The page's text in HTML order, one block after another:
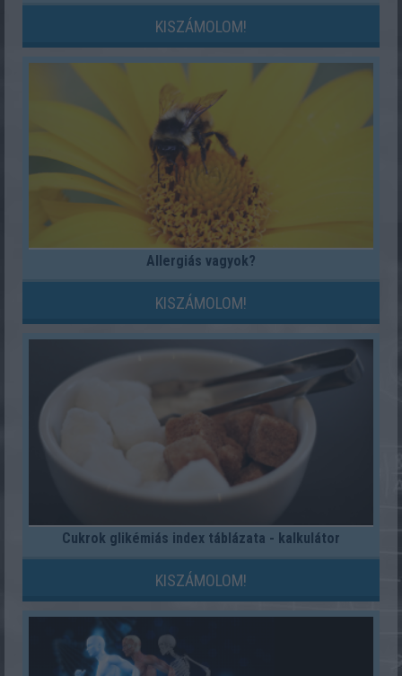
KISZÁMOLOM!
Allergiás vagyok?
KISZÁMOLOM!
Cukrok glikémiás index táblázata - kalkulátor
KISZÁMOLOM!